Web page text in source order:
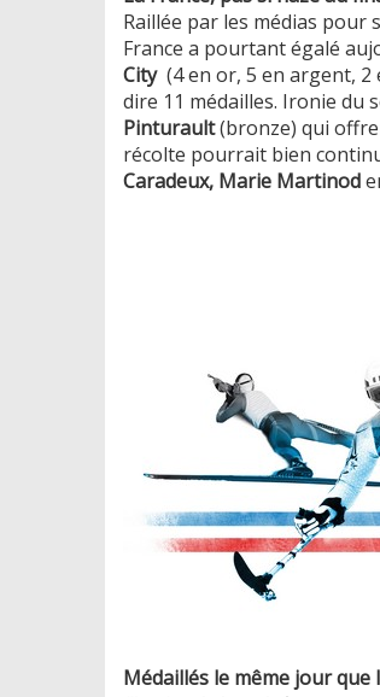
Raillée par les médias pour
France a pourtant égalé
City(4 en or, 5 en argent, 2
dire 11 médailles. Ironie du
Pinturault(bronze) qui
récolte pourrait bien
Caradeux, Marie Martinod
Médaillés le même jour que